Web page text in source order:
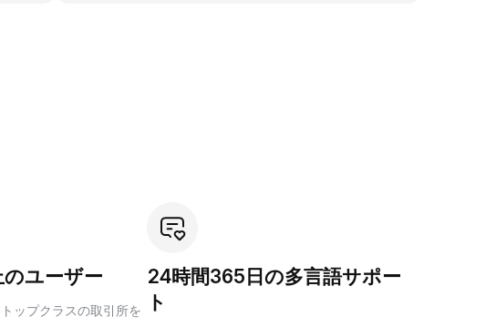
ユーザー
ップクラスの取引所を
24時間365日の多言語サポー
ト